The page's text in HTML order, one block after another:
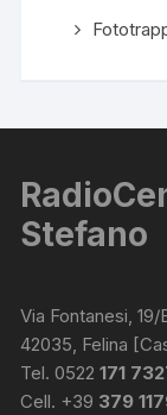
Stefano
Via Fontanesi, 19/
42035, Felina
Tel. 0522171
Cell. +39 379